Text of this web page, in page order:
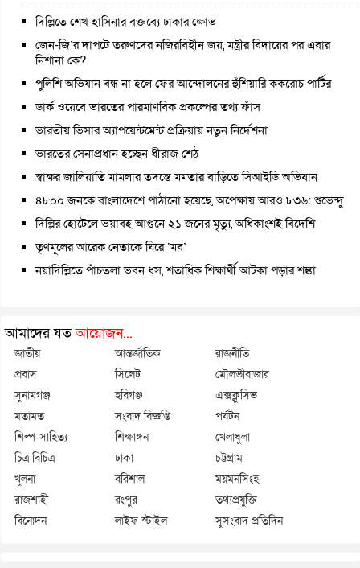
দিল্লিতে শেখ হাসিনার বক্তব্যে ঢাকার ক্ষোভ
জেন-জি’র দাপটে তরুণদের নজিরবিহীন জয়, মন্ত্রীর বিদায়ের পর এবার
নিশানা কে?
পুলিশি অভিযান বন্ধ না হলে ফের আন্দোলনের হুঁশিয়ারি ককরোচ পার্টির
ডার্ক ওয়েবে ভারতের পারমাণবিক প্রকল্পের তথ্য ফাঁস
ভারতীয় ভিসার অ্যাপয়েন্টমেন্ট প্রক্রিয়ায় নতুন নির্দেশনা
ভারতের সেনাপ্রধান হচ্ছেন ধীরাজ শেঠ
স্বাক্ষর জালিয়াতি মামলার তদন্তে মমতার বাড়িতে সিআইডি অভিযান
৪৮০০ জনকে বাংলাদেশে পাঠানো হয়েছে, অপেক্ষায় আরও ৮৩৬: শুভেন্দু
দিল্লির হোটেলে ভয়াবহ আগুনে ২১ জনের মৃত্যু, অধিকাংশই বিদেশি
তৃণমূলের আরেক নেতাকে ঘিরে ‘মব’
নয়াদিল্লিতে পাঁচতলা ভবন ধস, শতাধিক শিক্ষার্থী আটকা পড়ার শঙ্কা
আমাদের যতআয়োজন...
জাতীয় আন্তর্জাতিক
রাজনীতি
প্রবাস
সিলেট
মৌলভীবাজার
সুনামগঞ্জ
হবিগঞ্জ
এক্সক্লুসিভ
মতামত
সংবাদ বিজ্ঞপ্তি
পর্যটন
শিল্প-সাহিত্য
শিক্ষাঙ্গন
খেলাধুলা
চিত্র বিচিত্র
ঢাকা
চট্টগ্রাম
খুলনা
বরিশাল
ময়মনসিংহ
রাজশাহী
রংপুর
তথ্যপ্রযুক্তি
বিনোদন
লাইফ স্টাইল সুসংবাদ প্রতিদিন